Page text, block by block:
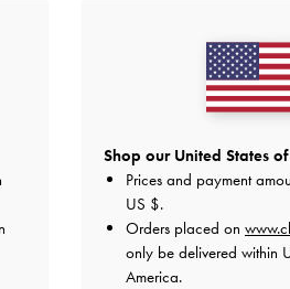
Shop our United States
Prices and payment
US $.
Orders placed on
only be delivered within
America.